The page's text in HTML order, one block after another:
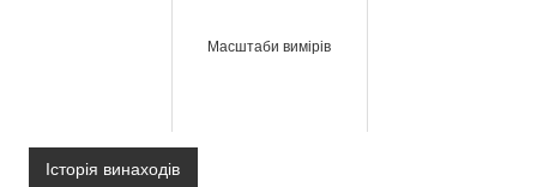
Масштаби вимірів
Історія винаходів